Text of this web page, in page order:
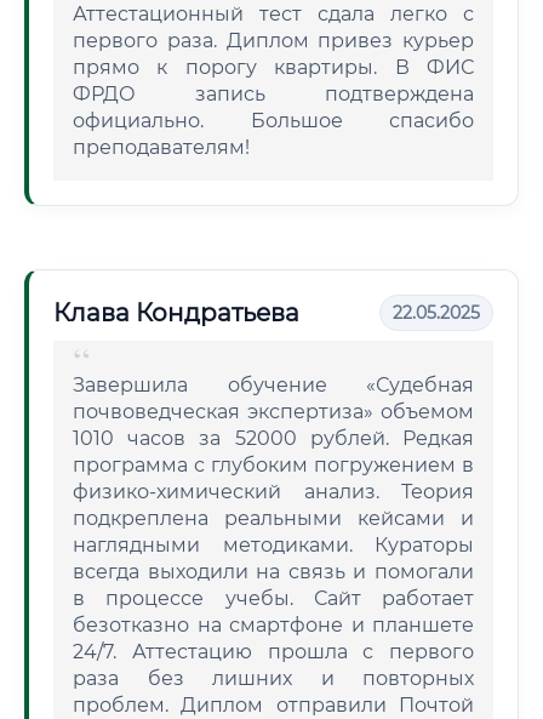
Аттестационный тест сдала легко с
первого раза. Диплом привез курьер
прямо к порогу квартиры. В ФИС
ФРДО запись подтверждена
официально. Большое спасибо
преподавателям!
Клава Кондратьева 22.05.2025
Завершила обучение «Судебная
почвоведческая экспертиза» объемом
1010 часов за 52000 рублей. Редкая
программа с глубоким погружением в
физико-химический анализ. Теория
подкреплена реальными кейсами и
наглядными методиками. Кураторы
всегда выходили на связь и помогали
в процессе учебы. Сайт работает
безотказно на смартфоне и планшете
24/7. Аттестацию прошла с первого
раза без лишних и повторных
проблем. Диплом отправили Почтой